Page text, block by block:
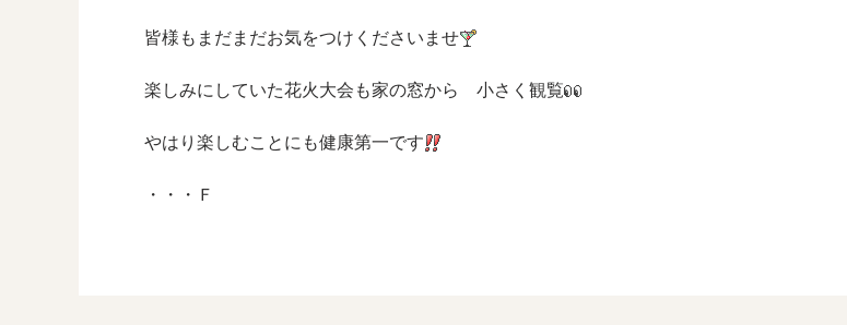
皆様もまだまだお気をつけくださいませ
楽しみにしていた花火大会も家の窓から 小さく観覧
やはり楽しむことにも健康第一です
・・・Ｆ